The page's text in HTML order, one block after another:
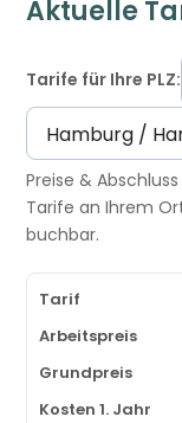
Aktuelle
Tarife für Ihre PLZ:
Preise & Abschluss
Tarife an Ihrem
buchbar.